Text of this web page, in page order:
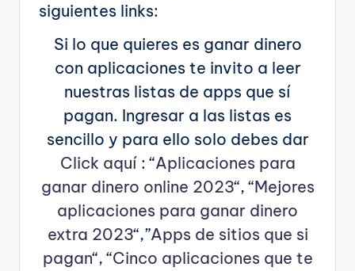
siguientes links:
Si lo que quieres es ganar dinero
con aplicaciones te invito a leer
nuestras listas de apps que sí
pagan. Ingresar a las listas es
sencillo y para ello solo debes dar
Click aquí: “Aplicaciones para
ganar dinero online 2023“, “Mejores
aplicaciones para ganar dinero
extra 2023“,”Apps de sitios que si
pagan“, “Cinco aplicaciones que te